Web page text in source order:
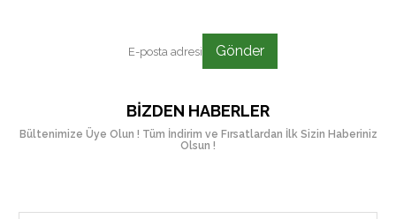
Gönder
BIZDEN HABERLER
Bültenimize Üye Olun ! Tüm İndirim ve Fırsatlardan İlk Sizin Haberiniz
Olsun !